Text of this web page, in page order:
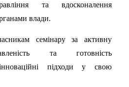
та вдосконалення
влади.
семінару за активну
та готовність
підходи у свою